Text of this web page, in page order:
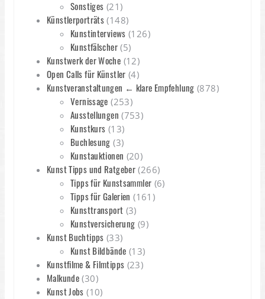
Sonstiges (21)
Künstlerporträts (148)
Kunstinterviews (126)
Kunstfälscher(5)
Kunstwerk der Woche (12)
Open Calls für Künstler (4)
Kunstveranstaltungen ← klare Empfehlung (878)
Vernissage (253)
Ausstellungen (753)
Kunstkurs (13)
Buchlesung (3)
Kunstauktionen (20)
Kunst Tipps und Ratgeber (266)
Tipps für Kunstsammler (6)
Tipps für Galerien (161)
Kunsttransport (3)
Kunstversicherung (9)
Kunst Buchtipps (33)
Kunst Bildbände (13)
Kunstfilme & Filmtipps (23)
Malkunde (30)
Kunst Jobs (10)